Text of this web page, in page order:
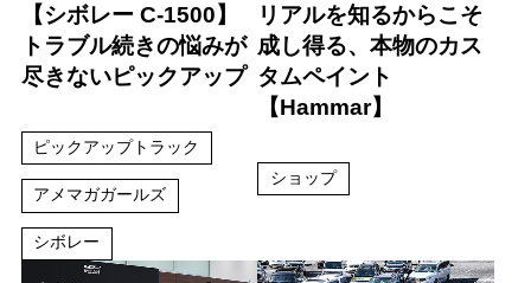
【シボレー C-1500】
トラブル続きの悩みが
尽きないピックアップ
ピックアップトラック
アメマガガールズ
シボレー
リアルを知るからこそ
成し得る、本物のカス
タムペイント
【Hammar】
ショップ